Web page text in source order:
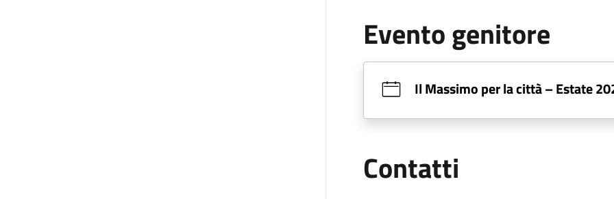
Evento genitore
Il Massimo per la città – Estate
Contatti